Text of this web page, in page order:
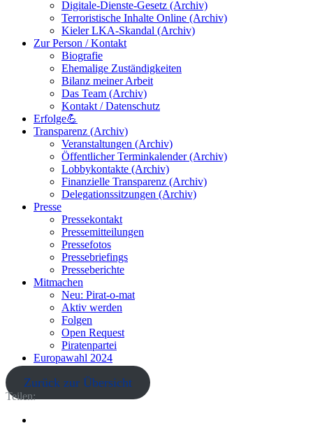
Digitale-Dienste-Gesetz (Archiv)
Terroristische Inhalte Online (Archiv)
Kieler LKA-Skandal (Archiv)
Zur Person / Kontakt
Biografie
Ehemalige Zuständigkeiten
Bilanz meiner Arbeit
Das Team (Archiv)
Kontakt / Datenschutz
Erfolge💪
Transparenz (Archiv)
Veranstaltungen (Archiv)
Öffentlicher Terminkalender (Archiv)
Lobbykontakte (Archiv)
Finanzielle Transparenz (Archiv)
Delegationssitzungen (Archiv)
Presse
Pressekontakt
Pressemitteilungen
Pressefotos
Pressebriefings
Presseberichte
Mitmachen
Neu: Pirat-o-mat
Aktiv werden
Folgen
Open Request
Piratenpartei
Europawahl 2024
Zurück zur Übersicht
Teilen: